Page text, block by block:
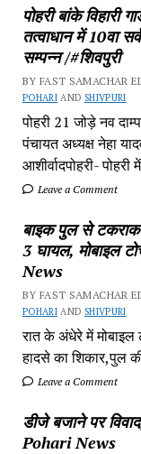
पोहरी बांके विहारी
तत्वाधान में 10वा
सम्पन्न /#शिवपुरी
BY FAST SAMACHAR
POHARI AND SHIVPURI
पोहरी 21 जोड़े नव
पंचायत अध्यक्ष नेहा
आशीर्वादपोहरी- पोहरी
Leave a Comment
बाइक पुल से
3 घायल, मोबाइल
News
BY FAST SAMACHAR
POHARI AND SHIVPURI
रात के अंधेरे में मोबाइल
हादसे का शिकार,पुल
Leave a Comment
डीजे बजाने पर
Pohari News